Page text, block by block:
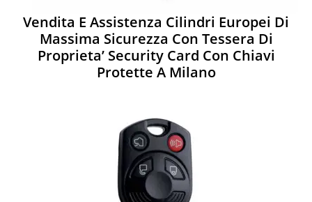
Vendita E Assistenza Cilindri Europei Di
Massima Sicurezza Con Tessera Di
Proprieta’ Security Card Con Chiavi
Protette A Milano